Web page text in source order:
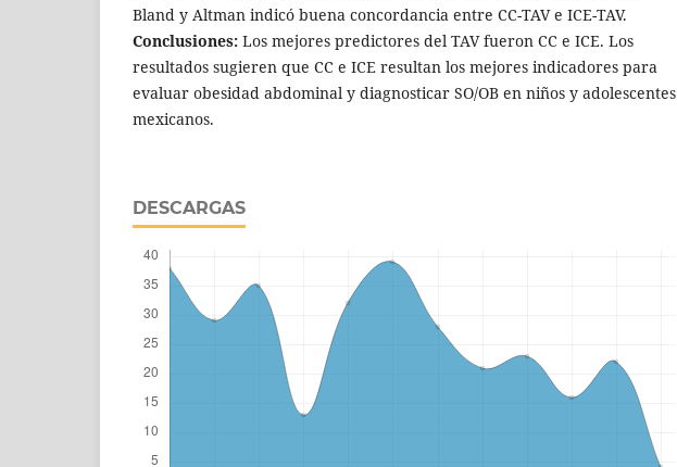
Bland y Altman indicó buena concordancia entre CC-TAV e ICE-TAV.
Conclusiones: Los mejores predictores del TAV fueron CC e ICE. Los
resultados sugieren que CC e ICE resultan los mejores indicadores para
evaluar obesidad abdominal y diagnosticar SO/OB en niños y adolescentes
mexicanos.
DESCARGAS